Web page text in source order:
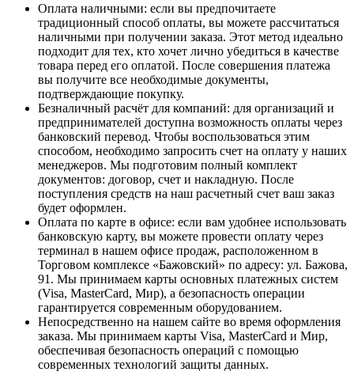
Оплата наличными: если вы предпочитаете
традиционный способ оплаты, вы можете рассчитаться
наличными при получении заказа. Этот метод идеально
подходит для тех, кто хочет лично убедиться в качестве
товара перед его оплатой. После совершения платежа
вы получите все необходимые документы,
подтверждающие покупку.
Безналичный расчёт для компаний: для организаций и
предпринимателей доступна возможность оплаты через
банковский перевод. Чтобы воспользоваться этим
способом, необходимо запросить счет на оплату у наших
менеджеров. Мы подготовим полный комплект
документов: договор, счет и накладную. После
поступления средств на наш расчетный счет ваш заказ
будет оформлен.
Оплата по карте в офисе: если вам удобнее использовать
банковскую карту, вы можете провести оплату через
терминал в нашем офисе продаж, расположенном в
Торговом комплексе «Бажовский» по адресу: ул. Бажова,
91. Мы принимаем карты основных платежных систем
(Visa, MasterCard, Мир), а безопасность операции
гарантируется современным оборудованием.
Непосредственно на нашем сайте во время оформления
заказа. Мы принимаем карты Visa, MasterCard и Мир,
обеспечивая безопасность операций с помощью
современных технологий защиты данных.